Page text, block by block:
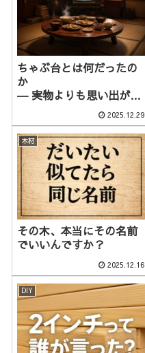
ちゃぶ台とは何だったの
か
― 実物よりも思い出が立
2025.12.29
木材
その木、本当にその名前
でいいんですか？
2025.12.16
DIY